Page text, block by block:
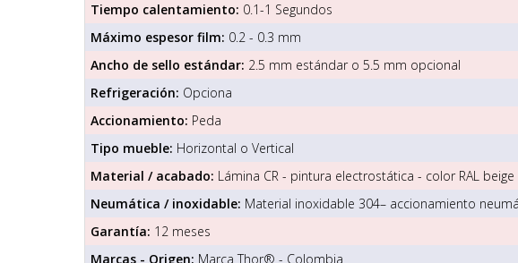
Tiempo calentamiento: 0.1-1 Segundos
Máximo espesor film: 0.2 - 0.3 mm
Ancho de sello estándar: 2.5 mm estándar o 5.5 mm opcional
Refrigeración: Opciona
Accionamiento: Peda
Tipo mueble: Horizontal o Vertical
Material / acabado: Lámina CR - pintura electrostática - color RAL beige
Neumática / inoxidable: Material inoxidable 304– accionamiento
Garantía: 12 meses
Marcas - Origen: Marca Thor® - Colombia